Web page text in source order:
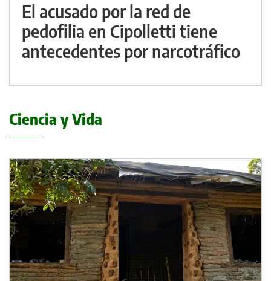
El acusado por la red de
pedofilia en Cipolletti tiene
antecedentes por narcotráfico
Ciencia y Vida